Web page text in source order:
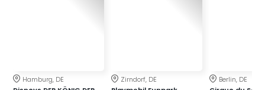
Hamburg, DE
Zirndorf, DE
Berlin, DE